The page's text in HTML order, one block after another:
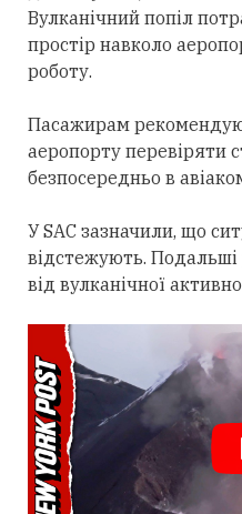
Вулканічний попіл
простір навколо
роботу.
Пасажирам
аеропорту перевіряти
безпосередньо в
У SAC зазначили, що
відстежують.
від вулканічної